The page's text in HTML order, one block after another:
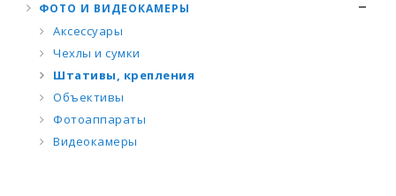
ФОТО И ВИДЕОКАМЕРЫ
Аксессуары
Чехлы и сумки
Штативы, крепления
Объективы
Фотоаппараты
Видеокамеры